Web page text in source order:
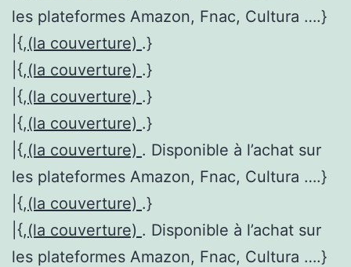
les plateformes Amazon, Fnac, Cultura ….}
|{,(la couverture) .}
|{,(la couverture) .}
|{,(la couverture) .}
|{,(la couverture) .}
|{,(la couverture) . Disponible à l’achat sur
les plateformes Amazon, Fnac, Cultura ….}
|{,(la couverture) .}
|{,(la couverture) . Disponible à l’achat sur
les plateformes Amazon, Fnac, Cultura ….}